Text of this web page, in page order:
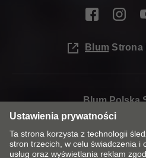
Blum
Blum Polska
62-020 JASIN K/